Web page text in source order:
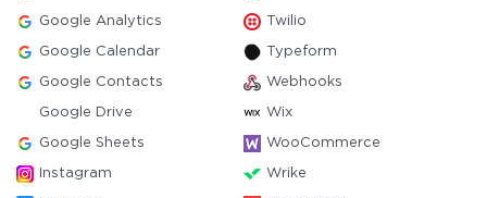
Google Analytics Twilio
Google Calendar Typeform
Google Contacts Webhooks
Google Drive Wix
Google Sheets WooCommerce
Instagram Wrike